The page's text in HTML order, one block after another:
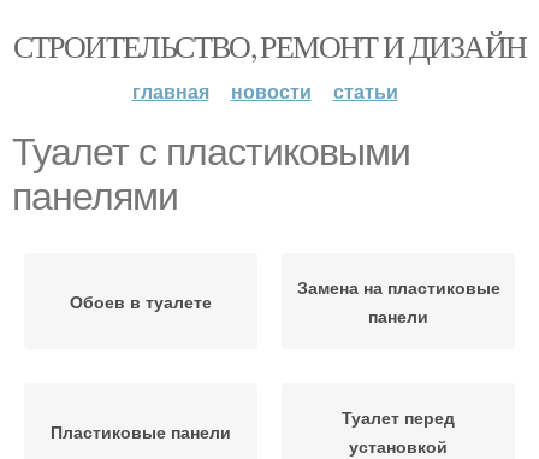
СТРОИТЕЛЬСТВО, РЕМОНТ И ДИЗАЙН
главная новости статьи
Туалет с пластиковыми
панелями
Обоев в туалете
Замена на пластиковые
панели
Пластиковые панели
Туалет перед
установкой